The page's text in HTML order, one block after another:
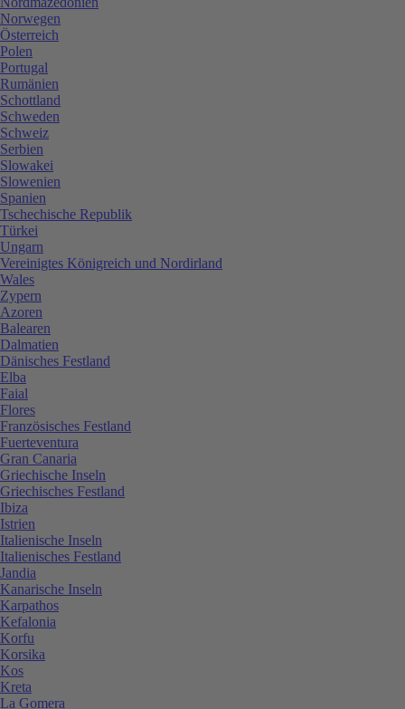
Norwegen
Österreich
Polen
Portugal
Rumänien
Schottland
Schweden
Schweiz
Serbien
Slowakei
Slowenien
Spanien
Tschechische Republik
Türkei
Ungarn
Vereinigtes Königreich und Nordirland
Wales
Zypern
Azoren
Balearen
Dalmatien
Dänisches Festland
Elba
Faial
Flores
Französisches Festland
Fuerteventura
Gran Canaria
Griechische Inseln
Griechisches Festland
Ibiza
Istrien
Italienische Inseln
Italienisches Festland
Jandia
Kanarische Inseln
Karpathos
Kefalonia
Korfu
Korsika
Kos
Kreta
La Gomera